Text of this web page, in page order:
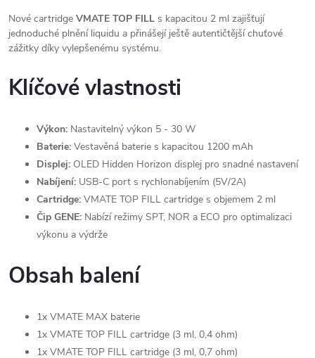
Nové cartridge VMATE TOP FILL s kapacitou 2 ml zajišťují
jednoduché plnění liquidu a přinášejí ještě autentičtější chuťové
zážitky díky vylepšenému systému.
Klíčové vlastnosti
Výkon: Nastavitelný výkon 5 - 30 W
Baterie: Vestavěná baterie s kapacitou 1200 mAh
Displej: OLED Hidden Horizon displej pro snadné nastavení
Nabíjení: USB-C port s rychlonabíjením (5V/2A)
Cartridge: VMATE TOP FILL cartridge s objemem 2 ml
Čip GENE: Nabízí režimy SPT, NOR a ECO pro optimalizaci
výkonu a výdrže
Obsah balení
1x VMATE MAX baterie
1x VMATE TOP FILL cartridge (3 ml, 0,4 ohm)
1x VMATE TOP FILL cartridge (3 ml, 0,7 ohm)